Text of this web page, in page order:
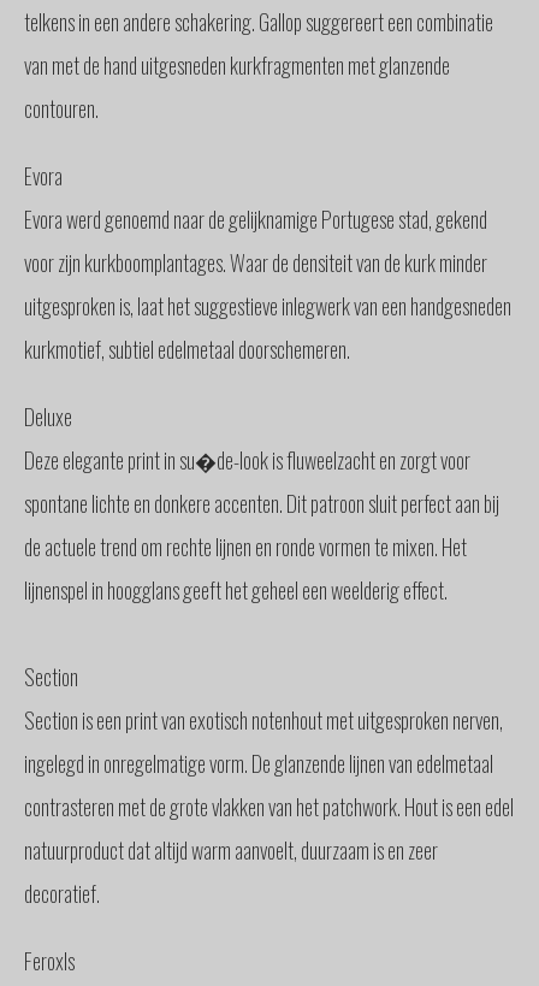
telkens in een andere schakering. Gallop suggereert een combinatie
van met de hand uitgesneden kurkfragmenten met glanzende
contouren.
Evora
Evora werd genoemd naar de gelijknamige Portugese stad, gekend
voor zijn kurkboomplantages. Waar de densiteit van de kurk minder
uitgesproken is, laat het suggestieve inlegwerk van een handgesneden
kurkmotief, subtiel edelmetaal doorschemeren.
Deluxe
Deze elegante print in su�de-look is fluweelzacht en zorgt voor
spontane lichte en donkere accenten. Dit patroon sluit perfect aan bij
de actuele trend om rechte lijnen en ronde vormen te mixen. Het
lijnenspel in hoogglans geeft het geheel een weelderig effect.
Section
Section is een print van exotisch notenhout met uitgesproken nerven,
ingelegd in onregelmatige vorm. De glanzende lijnen van edelmetaal
contrasteren met de grote vlakken van het patchwork. Hout is een edel
natuurproduct dat altijd warm aanvoelt, duurzaam is en zeer
decoratief.
FeroxIs